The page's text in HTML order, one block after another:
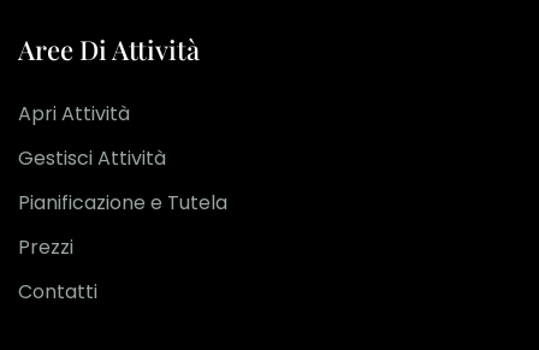
Aree Di Attività
Apri Attività
Gestisci Attività
Pianificazione e Tutela
Prezzi
Contatti